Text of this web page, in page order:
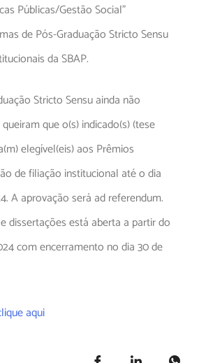
Públicas/Gestão Social”
de Pós-Graduação Stricto Sensu
da SBAP.
Stricto Sensu ainda não
que o(s) indicado(s) (tese
elegível(eis) aos Prêmios
de filiação institucional até o dia
A aprovação será ad referendum.
dissertações está aberta a partir do
com encerramento no dia 30 de
aqui